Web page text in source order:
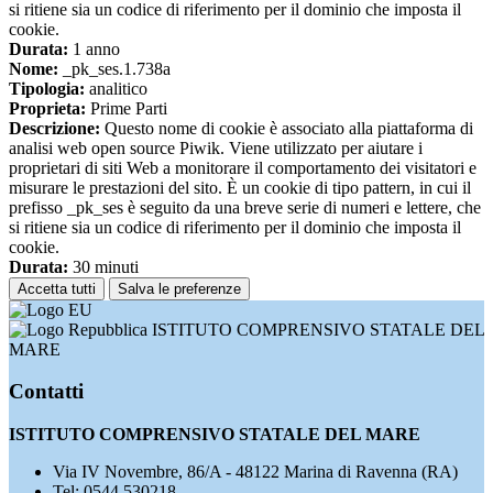
si ritiene sia un codice di riferimento per il dominio che imposta il
cookie.
Durata: 1 anno
Nome: _pk_ses.1.738a
Tipologia: analitico
Proprieta: Prime Parti
Descrizione: Questo nome di cookie è associato alla piattaforma di
analisi web open source Piwik. Viene utilizzato per aiutare i
proprietari di siti Web a monitorare il comportamento dei visitatori e
misurare le prestazioni del sito. È un cookie di tipo pattern, in cui il
prefisso _pk_ses è seguito da una breve serie di numeri e lettere, che
si ritiene sia un codice di riferimento per il dominio che imposta il
cookie.
Durata: 30 minuti
Accetta tutti Salva le preferenze
ISTITUTO COMPRENSIVO STATALE DEL
MARE
Contatti
ISTITUTO COMPRENSIVO STATALE DEL MARE
Via IV Novembre, 86/A - 48122 Marina di Ravenna (RA)